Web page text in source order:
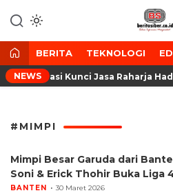
ke
konten
Media Tanggap
BERITA TEKNOLOGI
NEWS Kunci Jasa Raharja
#MIMPI
Mimpi Besar Garuda dari
Soni & Erick Thohir Buka Liga
BANTEN 30 Maret 2026